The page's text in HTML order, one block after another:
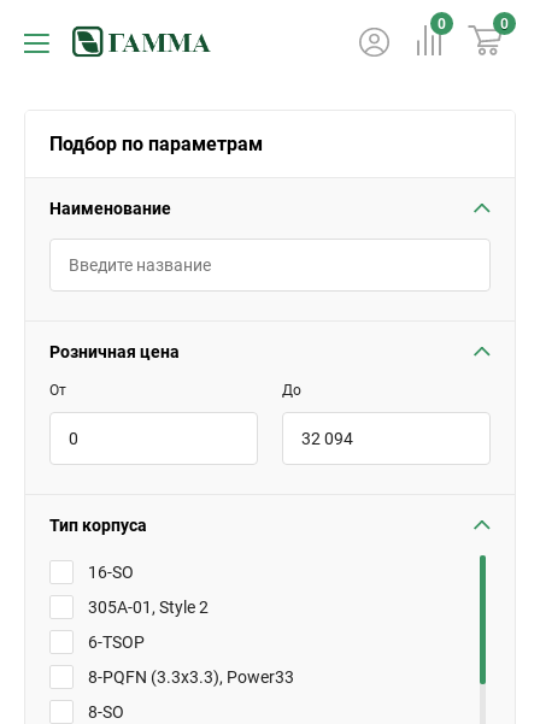
0 0
Подбор по параметрам
Наименование
Розничная цена
От До
Тип корпуса
16-SO
305A-01, Style 2
6-TSOP
8-PQFN (3.3x3.3), Power33
8-SO